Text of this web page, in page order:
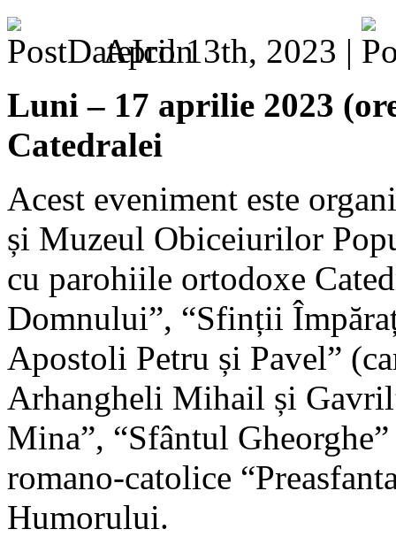
April 13th, 2023 |
Luni – 17 aprilie 2023
Catedralei
Acest eveniment este
și Muzeul Obiceiurilor
cu parohiile ortodoxe
Domnului”, “Sfinții
Apostoli Petru și Pavel”
Arhangheli Mihail și
Mina”, “Sfântul
romano-catolice
Humorului.